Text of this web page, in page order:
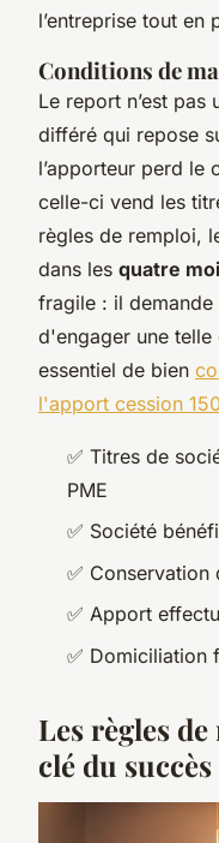
l’entreprise tout en
Conditions de
Le report n’est pas
différé qui repose
l’apporteur perd le
celle-ci vend les
règles de remploi,
dans les quatre
fragile : il
d'engager une
essentiel de bien
l'apport cession
✅ Titres de
PME
✅ Société
✅
✅ Apport
✅ Domiciliation
Les règles
clé du succès